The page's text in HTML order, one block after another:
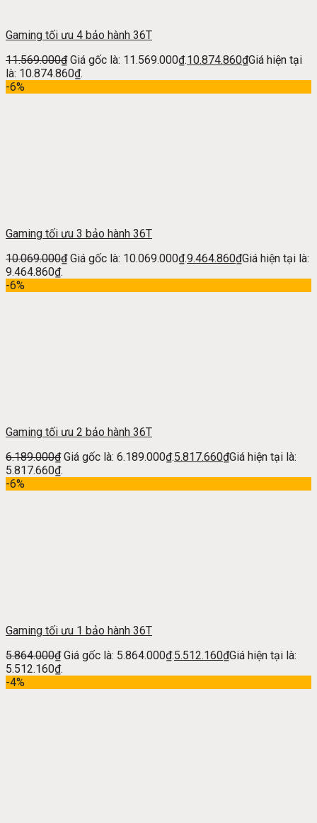
Gaming tối ưu 4 bảo hành 36T
11.569.000₫ Giá gốc là: 11.569.000₫.10.874.860₫Giá hiện tại
là: 10.874.860₫.
-6%
Gaming tối ưu 3 bảo hành 36T
10.069.000₫ Giá gốc là: 10.069.000₫.9.464.860₫Giá hiện tại là:
9.464.860₫.
-6%
Gaming tối ưu 2 bảo hành 36T
6.189.000₫ Giá gốc là: 6.189.000₫.5.817.660₫Giá hiện tại là:
5.817.660₫.
-6%
Gaming tối ưu 1 bảo hành 36T
5.864.000₫ Giá gốc là: 5.864.000₫.5.512.160₫Giá hiện tại là:
5.512.160₫.
-4%